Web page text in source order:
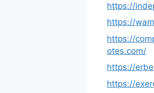
https://
https://
https://
otes.com/
https://
https://